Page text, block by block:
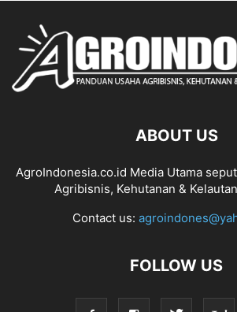
ABOUT US
AgroIndonesia.co.id Media Utama
Agribisnis, Kehutanan &
Contact us:
FOLLOW US